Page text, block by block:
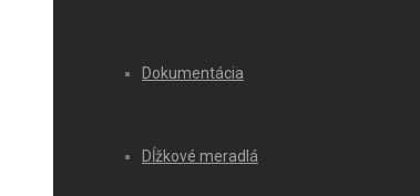
Dokumentácia
Dĺžkové meradlá